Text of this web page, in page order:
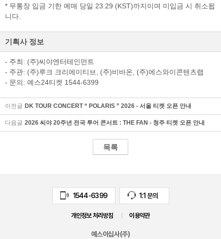
* 무통장 입금 기한 예매 당일 23:29 (KST)까지이며 미입금 시 취소됩
니다.
기획사 정보
- 주최: (주)씨야엔터테인먼트
- 주관: (주)루크 크리에이티브, (주)비바온, (주)에스와이콘텐츠랩
- 문의: 예스24티켓 1544-6399
이전글 DK TOUR CONCERT “ POLARIS ” 2026 - 서울 티켓 오픈 안내
다음글 2026 씨야 20주년 전국 투어 콘서트 : THE FAN - 청주 티켓 오픈 안내
목록
1544-6399 1:1 문의
개인정보 처리방침 이용약관
예스이십사(주)